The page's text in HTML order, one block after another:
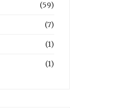
(59)
(7)
(1)
(1)